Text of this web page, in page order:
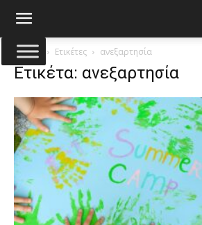
Αρχική Ετικέτες ανεξαρτησία
Ετικέτα: ανεξαρτησία